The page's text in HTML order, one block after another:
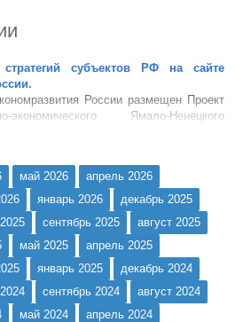
and Regional Resilience: Strategies for
на странице мероприяти...
стратегий субъектов РФ на сайте
России размещен Проект
экономического Ямало-Ненецкого
области на период до 2035 года
май 2026
апрель 2026
январь 2026
декабрь 2025
сентябрь 2025
август 2025
май 2025
апрель 2025
январь 2025
декабрь 2024
сентябрь 2024
август 2024
май 2024
апрель 2024